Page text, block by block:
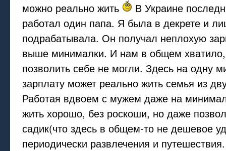
можно реально жить
В Украине
работал один папа. Я была в декрете и
подрабатывала. Он получал неплохую
выше минималки. И нам в общем
позволить себе не могли. Здесь на одну
зарплату может реально жить семья из
Работая вдвоем с мужем даже на
жить хорошо, без роскоши, но даже
садик(что здесь в общем-то не дешевое
периодически развлечения и путешествия.